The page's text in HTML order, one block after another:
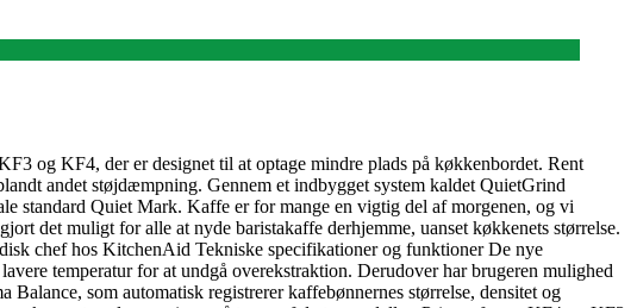
og KF4, der er designet til at optage mindre plads på køkkenbordet. Rent
andet støjdæmpning. Gennem et indbygget system kaldet QuietGrind
standard Quiet Mark. Kaffe er for mange en vigtig del af morgenen, og vi
det muligt for alle at nyde baristakaffe derhjemme, uanset køkkenets størrelse.
chef hos KitchenAid Tekniske specifikationer og funktioner De nye
temperatur for at undgå overekstraktion. Derudover har brugeren mulighed
som automatisk registrerer kaffebønnernes størrelse, densitet og